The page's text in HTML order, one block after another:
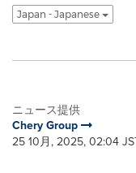
Japan - Japanese
ニュース提供
Chery Group
25 10月, 2025, 02:04